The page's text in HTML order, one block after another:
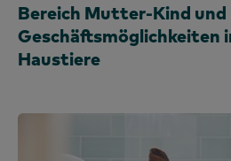
Vereinigtes Königreich
Vereinigte Staaten
Vietnam
Bereich Mutter-Kind und
Geschäftsmöglichkeiten
Haustiere